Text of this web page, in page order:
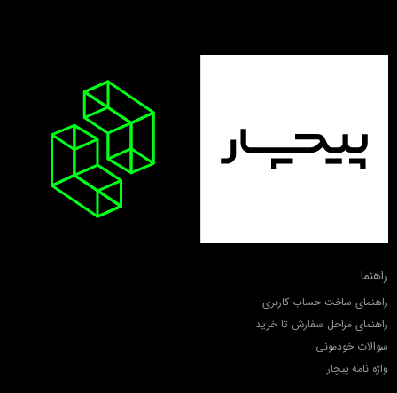
راهنما
راهنمای ساخت حساب کاربری
راهنمای مراحل سفارش تا خرید
سوالات خودمونی
واژه نامه پیچار